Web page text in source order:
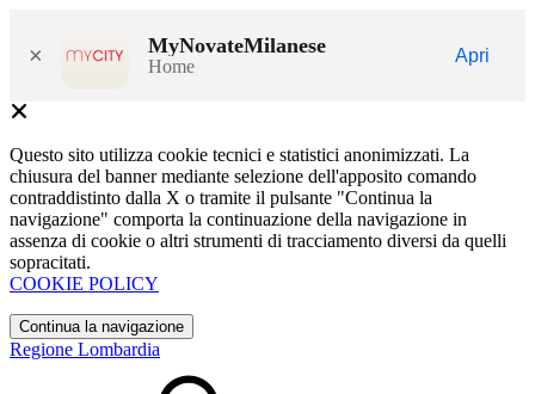
× MyNovateMilanese
Home
Apri
Questo sito utilizza cookie tecnici e statistici anonimizzati. La
chiusura del banner mediante selezione dell'apposito comando
contraddistinto dalla X o tramite il pulsante "Continua la
navigazione" comporta la continuazione della navigazione in
assenza di cookie o altri strumenti di tracciamento diversi da quelli
sopracitati.
COOKIE POLICY
Continua la navigazione
Regione Lombardia